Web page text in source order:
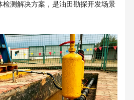
检测解决方案，是油田勘探开发场景